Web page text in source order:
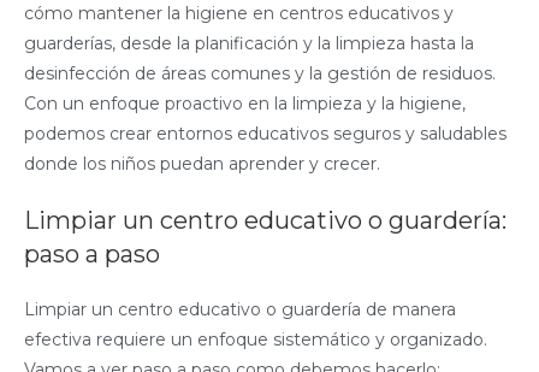
cómo mantener la higiene en centros educativos y
guarderías, desde la planificación y la limpieza hasta la
desinfección de áreas comunes y la gestión de residuos.
Con un enfoque proactivo en la limpieza y la higiene,
podemos crear entornos educativos seguros y saludables
donde los niños puedan aprender y crecer.
Limpiar un centro educativo o guardería:
paso a paso
Limpiar un centro educativo o guardería de manera
efectiva requiere un enfoque sistemático y organizado.